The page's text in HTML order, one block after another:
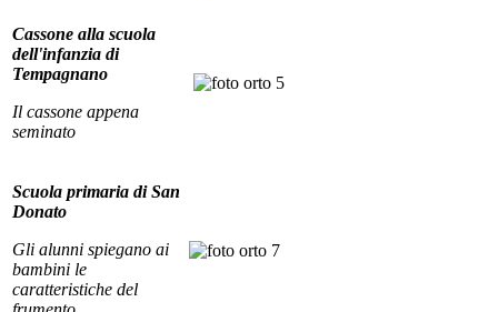
Cassone alla scuola
dell'infanzia di
Tempagnano
Il cassone appena
seminato
Scuola primaria di San
Donato
Gli alunni spiegano ai
bambini le
caratteristiche del